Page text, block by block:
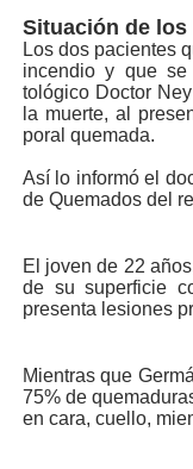
Situación de
Los dos pacientes
incendio y que
tológico Doctor
la muerte, al
poral quemada.
Así lo informó el
de Quemados del
El joven de 22
de su superficie
presenta lesiones
Mientras que
75% de
en cara, cue­llo,